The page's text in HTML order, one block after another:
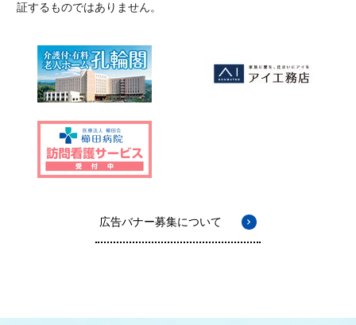
証するものではありません。
広告バナー募集について